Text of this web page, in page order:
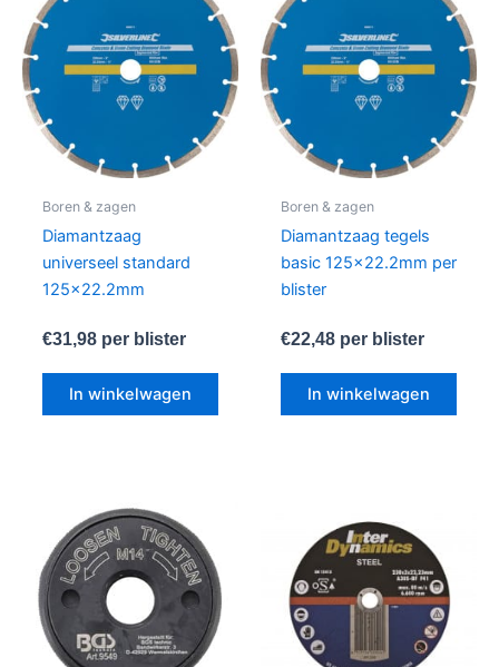
Boren & zagen
Diamantzaag
universeel standard
125×22.2mm
€31,98per blister
In winkelwagen
Boren & zagen
Diamantzaag tegels
basic 125×22.2mm per
blister
€22,48per blister
In winkelwagen